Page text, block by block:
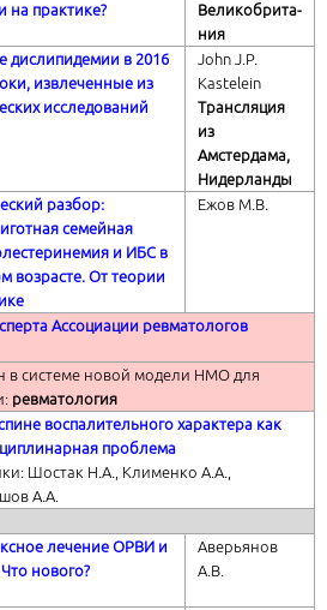
на практике?
Великобрита-
ния
дислипидемии в 2016
извлеченные из
исследований
John J.P.
Kastelein
Трансляция
из
Амстердама,
Нидерланды
разбор:
семейная
и ИБС в
возрасте. От теории
Ежов М.В.
Ассоциации ревматологов
в системе новой модели НМО для
ревматология
воспалительного характера как
проблема
Шостак Н.А., Клименко А.А.,
А.А.
лечение ОРВИ и
нового?
Аверьянов
А.В.